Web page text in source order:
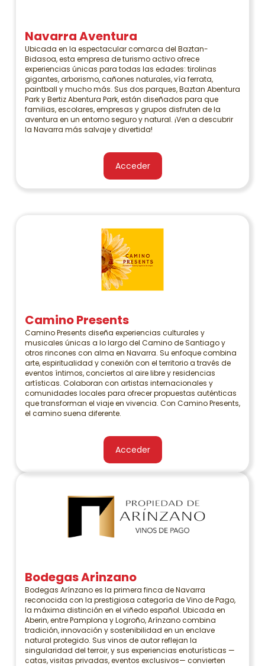
Navarra Aventura
Ubicada en la espectacular comarca del Baztan-
Bidasoa, esta empresa de turismo activo ofrece
experiencias únicas para todas las edades: tirolinas
gigantes, arborismo, cañones naturales, vía ferrata,
paintball y mucho más. Sus dos parques, Baztan Abentura
Park y Bertiz Abentura Park, están diseñados para que
familias, escolares, empresas y grupos disfruten de la
aventura en un entorno seguro y natural. ¡Ven a descubrir
la Navarra más salvaje y divertida!
Acceder
Camino Presents
Camino Presents diseña experiencias culturales y
musicales únicas a lo largo del Camino de Santiago y
otros rincones con alma en Navarra. Su enfoque combina
arte, espiritualidad y conexión con el territorio a través de
eventos íntimos, conciertos al aire libre y residencias
artísticas. Colaboran con artistas internacionales y
comunidades locales para ofrecer propuestas auténticas
que transforman el viaje en vivencia. Con Camino Presents,
el camino suena diferente.
Acceder
Bodegas Arinzano
Bodegas Arínzano es la primera finca de Navarra
reconocida con la prestigiosa categoría de Vino de Pago,
la máxima distinción en el viñedo español. Ubicada en
Aberin, entre Pamplona y Logroño, Arínzano combina
tradición, innovación y sostenibilidad en un enclave
natural protegido. Sus vinos de autor reflejan la
singularidad del terroir, y sus experiencias enoturísticas —
catas, visitas privadas, eventos exclusivos— convierten